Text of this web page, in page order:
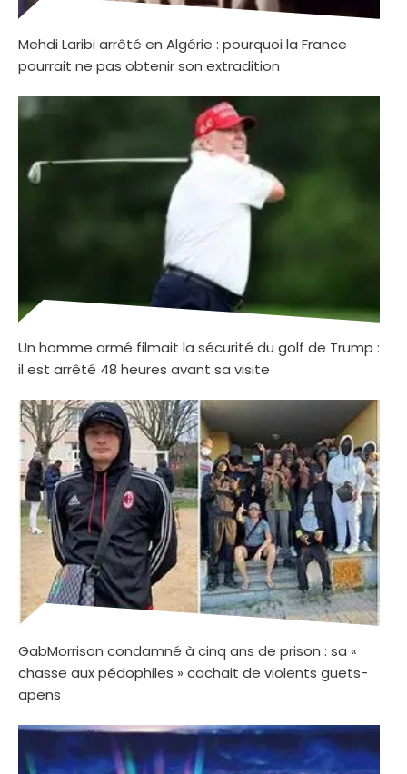
Mehdi Laribi arrêté en Algérie : pourquoi la France
pourrait ne pas obtenir son extradition
Un homme armé filmait la sécurité du golf de Trump :
il est arrêté 48 heures avant sa visite
GabMorrison condamné à cinq ans de prison : sa «
chasse aux pédophiles » cachait de violents guets-
apens